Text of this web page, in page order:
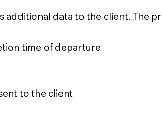
additional data to the client. The
time of departure
to the client